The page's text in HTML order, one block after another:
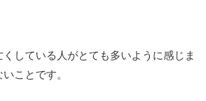
している人がとても多いように感じま
ことです。